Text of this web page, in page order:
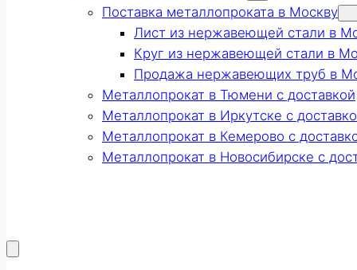
Поставка металлопроката в Москву
Лист из нержавеющей стали в
Круг из нержавеющей стали в
Продажа нержавеющих труб в
Металлопрокат в Тюмени с доставкой
Металлопрокат в Иркутске с
Металлопрокат в Кемерово с
Металлопрокат в Новосибирске с